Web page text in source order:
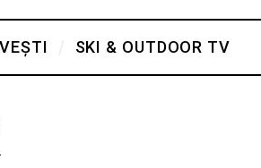
SKI & OUTDOOR TV